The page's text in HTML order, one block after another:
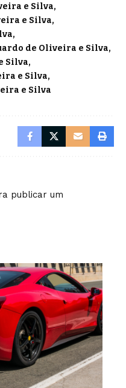
e Silva
e Silva
de Oliveira e Silva
Silva
e Silva
e Silva
publicar um